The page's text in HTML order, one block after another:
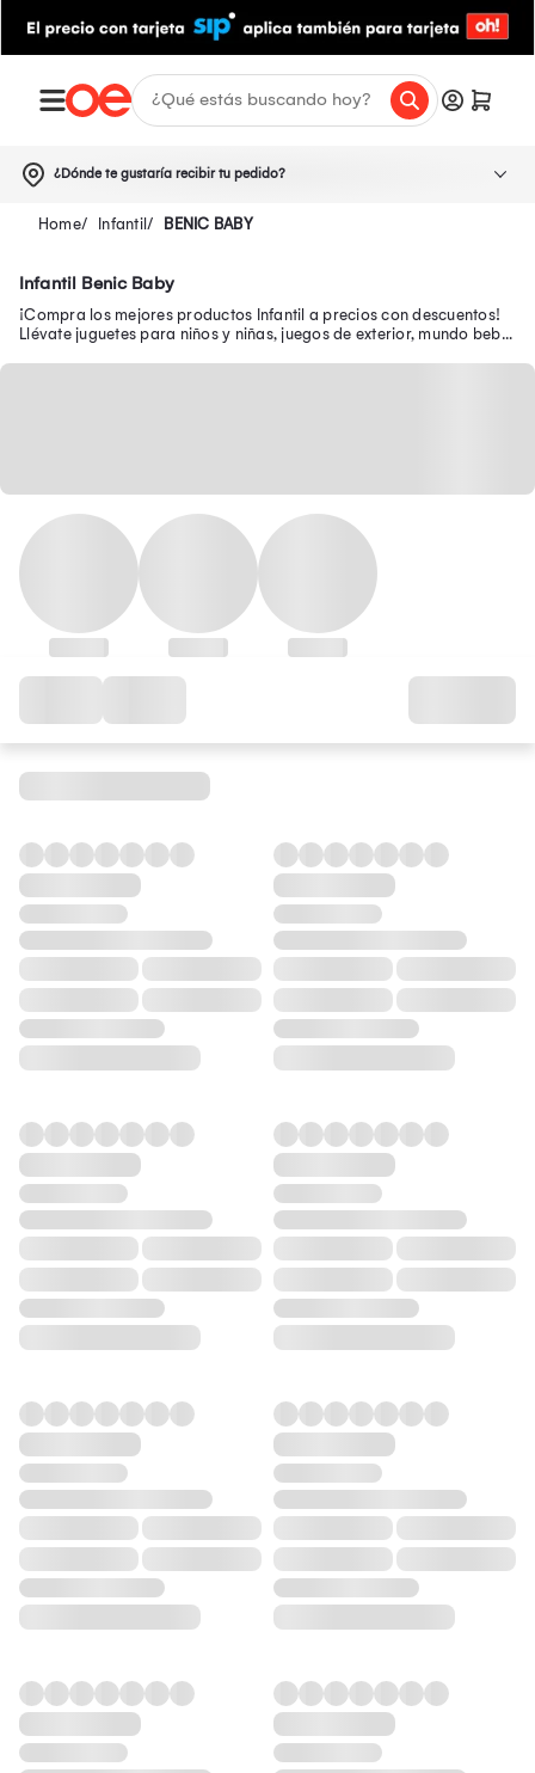
¿Dónde te gustaría recibir tu pedido?
Infantil BENIC BABY
Infantil Benic Baby
¡Compra los mejores productos Infantil a precios con descuentos!
Llévate juguetes para niños y niñas, juegos de exterior, mundo bebé,